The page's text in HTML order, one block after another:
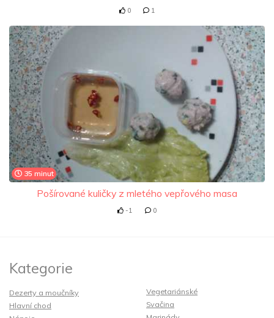
0 1
35 minut
Pošírované kuličky z mletého vepřového masa
-1 0
Kategorie
Dezerty a moučníky
Hlavní chod
Vegetariánské
Svačina